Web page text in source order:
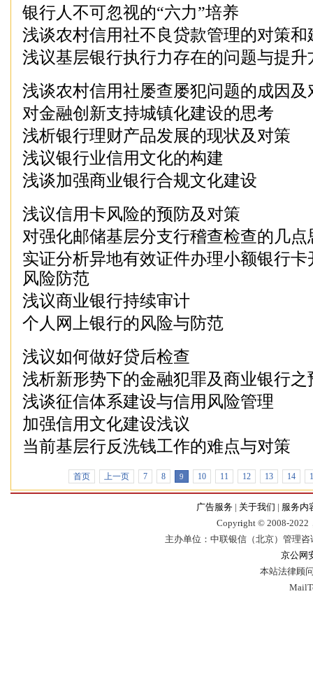
银行人不可忽视的“六力”培养
浅谈农村信用社不良贷款管理的对策和
浅议基层银行执行力存在的问题与提升
浅谈农村信用社屡查屡犯问题的成因及
对金融创新支持城镇化建设的思考
浅析银行理财产品发展的现状及对策
浅议银行业信用文化的构建
浅谈加强商业银行合规文化建设
浅议信用卡风险的预防及对策
对强化邮储基层分支行稽查检查的几点
实证分析异地有效证件办理小额银行卡
风险防范
浅议商业银行持续审计
个人网上银行的风险与防范
浅议如何做好贷后检查
浅析新形势下的金融犯罪及商业银行之
浅谈征信体系建设与信用风险管理
加强信用文化建设浅议
当前基层行反洗钱工作的难点与对策
首页 上一页 7 8 9 10 11 12 13 14
广告服务 | 关于我们 | 服务内
Copyright © 2008-2022
主办单位：中联银信（北京）管理
京公网
本站法律顾